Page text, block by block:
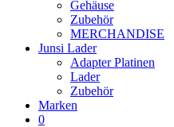
Gehäuse
Zubehör
MERCHANDISE
Junsi Lader
Adapter Platinen
Lader
Zubehör
Marken
0